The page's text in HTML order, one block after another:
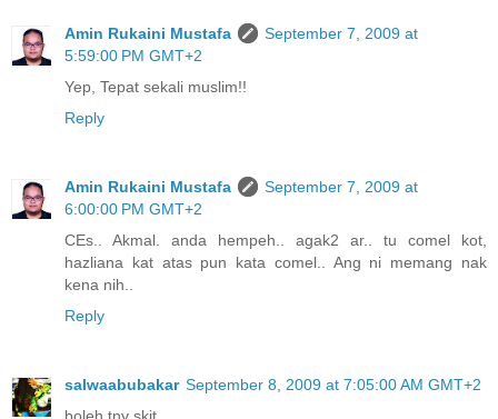
Amin Rukaini Mustafa
September 7, 2009 at
5:59:00 PM GMT+2
Yep, Tepat sekali muslim!!
Reply
Amin Rukaini Mustafa
September 7, 2009 at
6:00:00 PM GMT+2
CEs.. Akmal. anda hempeh.. agak2 ar.. tu comel kot,
hazliana kat atas pun kata comel.. Ang ni memang nak
kena nih..
Reply
salwaabubakar September 8, 2009 at 7:05:00 AM GMT+2